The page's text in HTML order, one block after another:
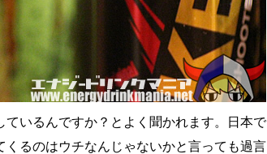
いるんですか？とよく聞かれます。日本で
るのはウチなんじゃないかと言っても過言